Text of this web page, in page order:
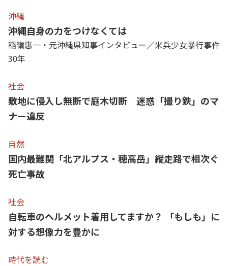
沖縄
沖縄自身の力をつけなくては
稲嶺惠一・元沖縄県知事インタビュー／米兵少女暴行事件
30年
社会
敷地に侵入し無断で庭木切断 迷惑「撮り鉄」のマ
ナー違反
自然
国内最難関「北アルプス・穂高岳」縦走路で相次ぐ
死亡事故
社会
自転車のヘルメット着用してますか？ 「もしも」に
対する想像力を豊かに
時代を読む